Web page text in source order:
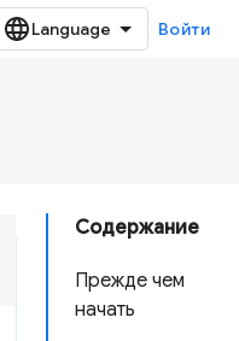
Войти
Содержание
Прежде чем
начать